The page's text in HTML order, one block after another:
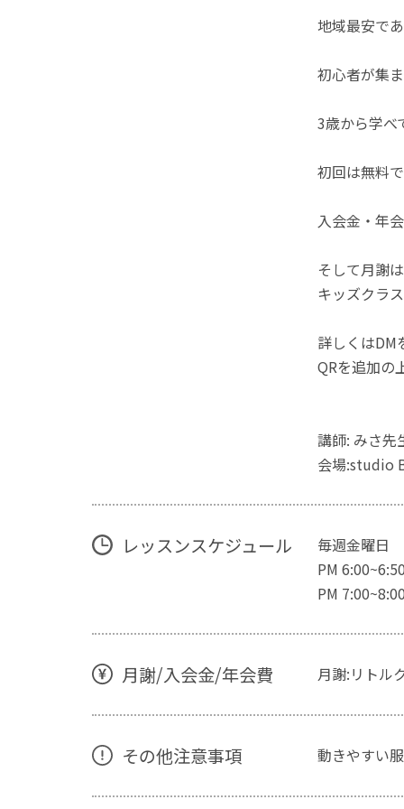
地域最安で
初心者が集
3歳から学べ
初回は無料
入会金・年
そして月謝
キッズクラ
詳しくはDM
QRを追加の
講師: みさ先
会場:studio
レッスンスケジュール
毎週金曜日
PM
PM
月謝/入会金/年会費 月謝:リトル
その他注意事項 動きやすい